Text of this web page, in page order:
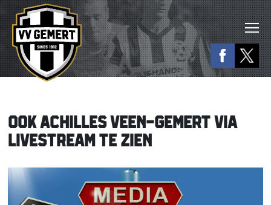
OOK ACHILLES VEEN-GEMERT VIA
LIVESTREAM TE ZIEN